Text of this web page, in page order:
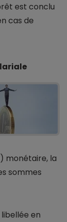
est conclu
cas de
monétaire, la
sommes
en